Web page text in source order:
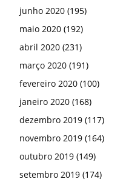
junho 2020 (195)
maio 2020 (192)
abril 2020 (231)
março 2020 (191)
fevereiro 2020 (100)
janeiro 2020 (168)
dezembro 2019 (117)
novembro 2019 (164)
outubro 2019 (149)
setembro 2019 (174)